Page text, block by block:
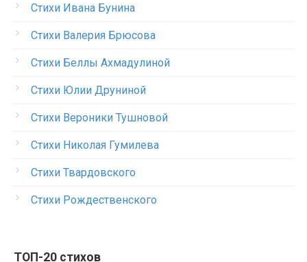
Стихи Ивана Бунина
Стихи Валерия Брюсова
Стихи Беллы Ахмадулиной
Стихи Юлии Друниной
Стихи Вероники Тушновой
Стихи Николая Гумилева
Стихи Твардовского
Стихи Рождественского
ТОП-20 стихов